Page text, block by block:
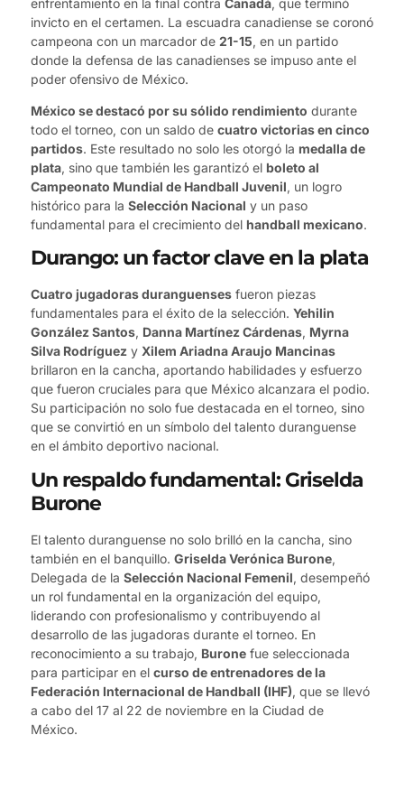
invicto en el certamen. La escuadra canadiense se coronó
campeona con un marcador de 21-15, en un partido
donde la defensa de las canadienses se impuso ante el
poder ofensivo de México.
México se destacó por su sólido rendimiento durante
todo el torneo, con un saldo de cuatro victorias en cinco
partidos. Este resultado no solo les otorgó la medalla de
plata, sino que también les garantizó el boleto al
Campeonato Mundial de Handball Juvenil, un logro
histórico para la Selección Nacional y un paso
fundamental para el crecimiento del handball mexicano.
Durango: un factor clave en la plata
Cuatro jugadoras duranguenses fueron piezas
fundamentales para el éxito de la selección. Yehilin
González Santos, Danna Martínez Cárdenas, Myrna
Silva Rodríguez y Xilem Ariadna Araujo Mancinas
brillaron en la cancha, aportando habilidades y esfuerzo
que fueron cruciales para que México alcanzara el podio.
Su participación no solo fue destacada en el torneo, sino
que se convirtió en un símbolo del talento duranguense
en el ámbito deportivo nacional.
Un respaldo fundamental: Griselda
Burone
El talento duranguense no solo brilló en la cancha, sino
también en el banquillo. Griselda Verónica Burone,
Delegada de la Selección Nacional Femenil, desempeñó
un rol fundamental en la organización del equipo,
liderando con profesionalismo y contribuyendo al
desarrollo de las jugadoras durante el torneo. En
reconocimiento a su trabajo, Burone fue seleccionada
para participar en el curso de entrenadores de la
Federación Internacional de Handball (IHF), que se llevó
a cabo del 17 al 22 de noviembre en la Ciudad de
México.